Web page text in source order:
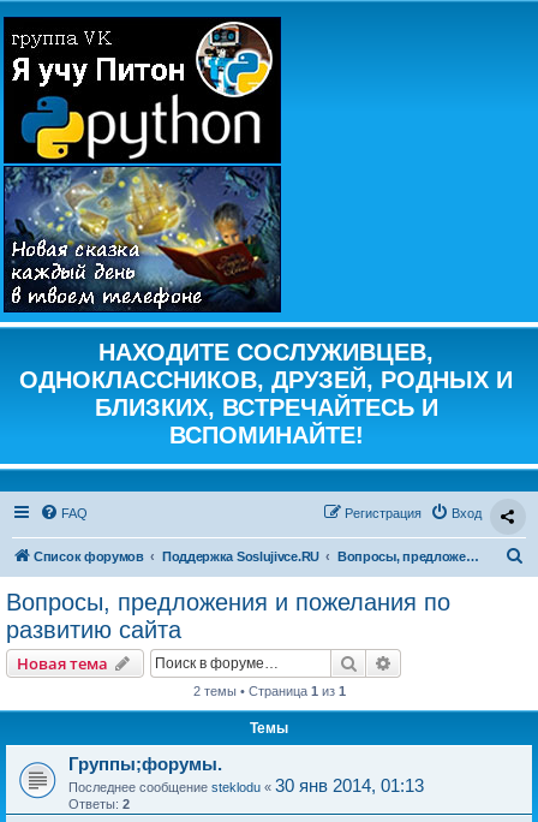
НАХОДИТЕ СОСЛУЖИВЦЕВ,
ОДНОКЛАССНИКОВ, ДРУЗЕЙ, РОДНЫХ И
БЛИЗКИХ, ВСТРЕЧАЙТЕСЬ И
ВСПОМИНАЙТЕ!
FAQ Вход
Регистрация
Список форумов Поддержка Soslujivce.RU Вопросы, предложения и пожелания по развитию сайта
Вопросы, предложения и пожелания по
развитию сайта
Новая тема Поиск
2 темы • Страница 1 из 1
Темы
Группы;форумы.
Последнее сообщение steklodu « 30 янв 2014, 01:13
Ответы: 2